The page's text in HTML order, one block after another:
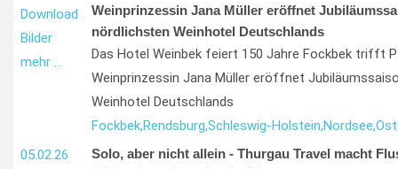
Download
Bilder
mehr …
Weinprinzessin Jana Müller eröffnet
nördlichsten Weinhotel Deutschlands
Das Hotel Weinbek feiert 150 Jahre Fockbek trifft
Weinprinzessin Jana Müller eröffnet
Weinhotel Deutschlands
Fockbek,Rendsburg,Schleswig-Holstein,Nordsee,
05.02.26
Solo, aber nicht allein - Thurgau Travel macht